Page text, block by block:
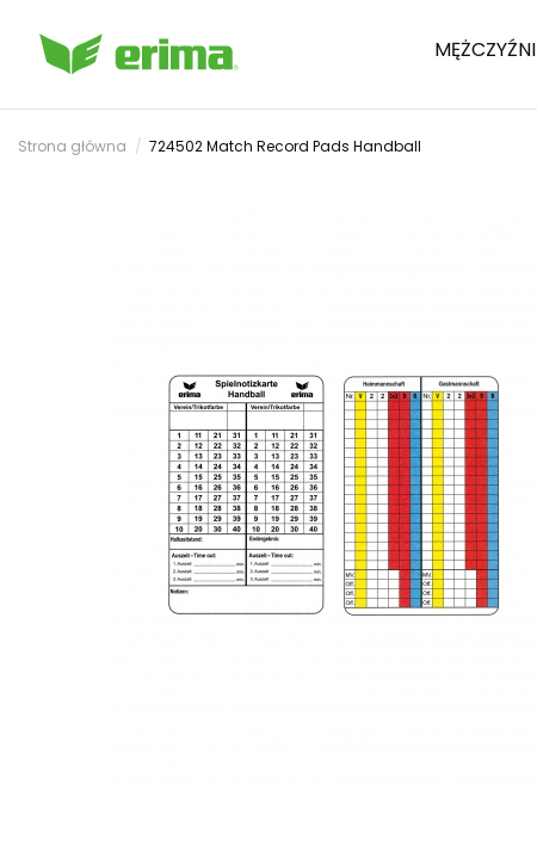
MĘŻCZYŹNI
Strona główna 724502 Match Record Pads Handball